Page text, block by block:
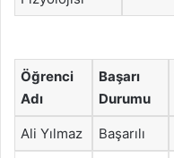
Öğrenci
Adı
Başarı
Durumu
Ali Yılmaz Başarılı